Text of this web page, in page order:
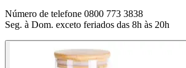
Número de telefone 0800 773 3838
Seg. à Dom. exceto feriados das 8h às 20h